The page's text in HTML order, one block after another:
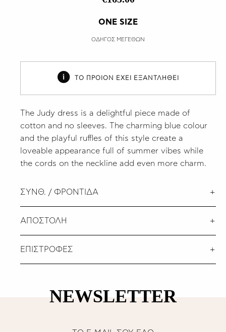
ONE SIZE
ΟΔΗΓΟΣ ΜΕΓΕΘΩΝ
ΤΟ ΠΡΟΙΟΝ ΕΧΕΙ ΕΞΑΝΤΛΗΘΕΙ
The Judy dress is a delightful piece made of
cotton and no sleeves. The charming blue colour
and the playful ruffles of this style create a
loveable appearance full of summer vibes while
the cords on the neckline add even more charm.
ΣΥΝΘ. / ΦΡΟΝΤΙΔΑ
ΑΠΟΣΤΟΛΗ
ΕΠΙΣΤΡΟΦΕΣ
NEWSLETTER